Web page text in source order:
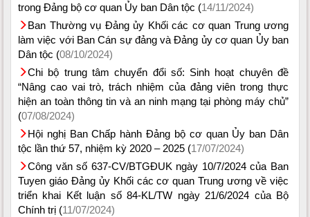
trong Đảng bộ cơ quan Ủy ban Dân tộc (14/11/2024)
Ban Thường vụ Đảng ủy Khối các cơ quan Trung ương
làm việc với Ban Cán sự đảng và Đảng ủy cơ quan Ủy ban
Dân tộc (08/10/2024)
Chi bộ trung tâm chuyển đổi số: Sinh hoạt chuyên đề
“Nâng cao vai trò, trách nhiệm của đảng viên trong thực
hiện an toàn thông tin và an ninh mạng tại phòng máy chủ”
(07/08/2024)
Hội nghị Ban Chấp hành Đảng bộ cơ quan Ủy ban Dân
tộc lần thứ 57, nhiệm kỳ 2020 – 2025 (17/07/2024)
Công văn số 637-CV/BTGĐUK ngày 10/7/2024 của Ban
Tuyen giáo Đảng ủy Khối các cơ quan Trung ương về việc
triển khai Kết luận số 84-KL/TW ngày 21/6/2024 của Bộ
Chính trị (11/07/2024)